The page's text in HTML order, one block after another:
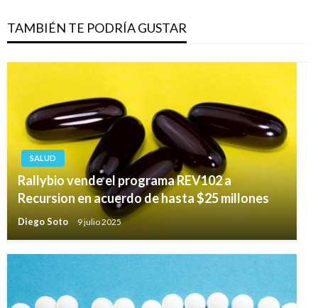
TAMBIÉN TE PODRÍA GUSTAR
SALUD
Rallybio vende el programa REV102 a
Recursion en acuerdo de hasta $25 millones
Diego Soto 9 julio 2025